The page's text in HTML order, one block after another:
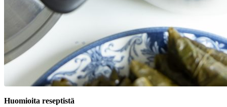
Huomioita reseptistä